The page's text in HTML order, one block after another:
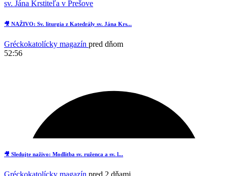
🎥 NAŽIVO: Sv. liturgia z Katedrály sv. Jána Krs...
Gréckokatolícky magazín pred dňom
52:56
🎥 Sledujte naživo: Modlitba sv. ruženca a sv. l...
Gréckokatolícky magazín pred 2 dňami